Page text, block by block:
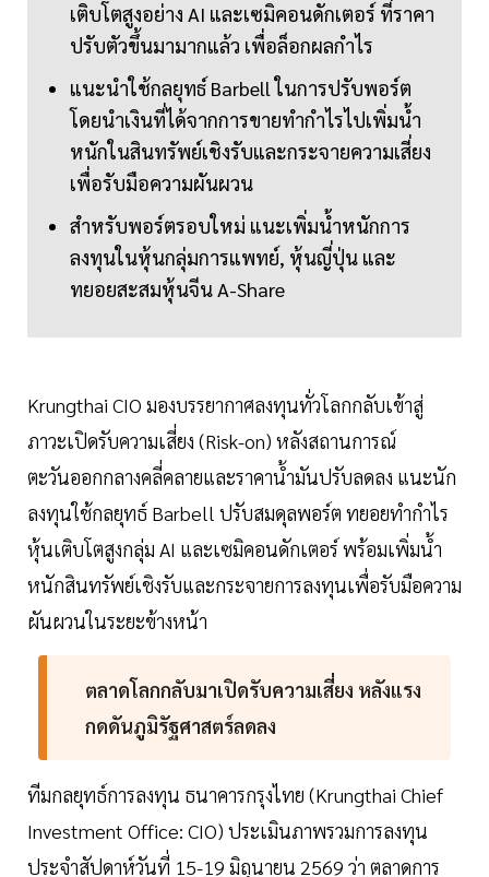
เติบโตสูงอย่าง AI และเซมิคอนดักเตอร์ ที่ราคา
ปรับตัวขึ้นมามากแล้ว เพื่อล็อกผลกำไร
แนะนำใช้กลยุทธ์ Barbell ในการปรับพอร์ต
โดยนำเงินที่ได้จากการขายทำกำไรไปเพิ่มน้ำ
หนักในสินทรัพย์เชิงรับและกระจายความเสี่ยง
เพื่อรับมือความผันผวน
สำหรับพอร์ตรอบใหม่ แนะเพิ่มน้ำหนักการ
ลงทุนในหุ้นกลุ่มการแพทย์, หุ้นญี่ปุ่น และ
ทยอยสะสมหุ้นจีน A-Share
Krungthai CIO มองบรรยากาศลงทุนทั่วโลกกลับเข้าสู่
ภาวะเปิดรับความเสี่ยง (Risk-on) หลังสถานการณ์
ตะวันออกกลางคลี่คลายและราคาน้ำมันปรับลดลง แนะนัก
ลงทุนใช้กลยุทธ์ Barbell ปรับสมดุลพอร์ต ทยอยทำกำไร
หุ้นเติบโตสูงกลุ่ม AI และเซมิคอนดักเตอร์ พร้อมเพิ่มน้ำ
หนักสินทรัพย์เชิงรับและกระจายการลงทุนเพื่อรับมือความ
ผันผวนในระยะข้างหน้า
ตลาดโลกกลับมาเปิดรับความเสี่ยง หลังแรง
กดดันภูมิรัฐศาสตร์ลดลง
ทีมกลยุทธ์การลงทุน ธนาคารกรุงไทย (Krungthai Chief
Investment Office: CIO) ประเมินภาพรวมการลงทุน
ประจำสัปดาห์วันที่ 15-19 มิถุนายน 2569 ว่า ตลาดการ